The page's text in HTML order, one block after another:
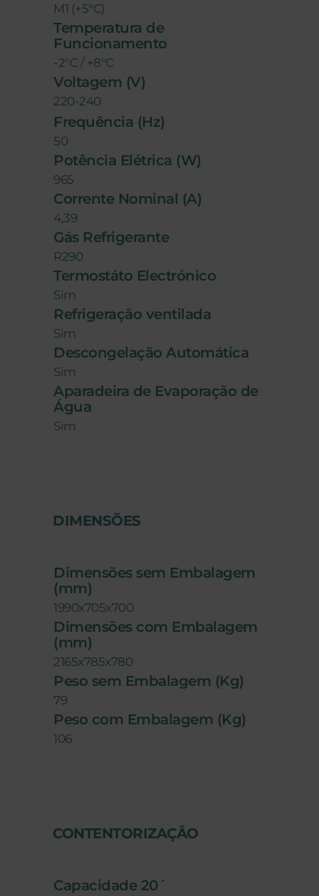
M1 (+5°C)
Temperatura de
Funcionamento
-2°C / +8°C
Voltagem (V)
220-240
Frequência (Hz)
50
Potência Elétrica (W)
965
Corrente Nominal (A)
4,39
Gás Refrigerante
R290
Termostáto Electrónico
Sim
Refrigeração ventilada
Sim
Descongelação Automática
Sim
Aparadeira de Evaporação de
Água
Sim
DIMENSÕES
Dimensões sem Embalagem
(mm)
1990x705x700
Dimensões com Embalagem
(mm)
2165x785x780
Peso sem Embalagem (Kg)
79
Peso com Embalagem (Kg)
106
CONTENTORIZAÇÂO
Capacidade 20´